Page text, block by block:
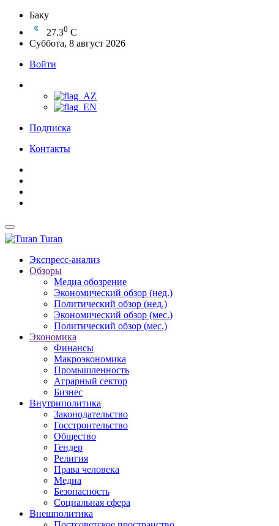
Баку
27.30 C
Суббота, 8 август 2026
Войти
Подписка
Контакты
Turan
Экспресс-анализ
Обзоры
Медиа обозрение
Экономический обзор (нед.)
Политический обзор (нед.)
Экономический обзор (мес.)
Политический обзор (мес.)
Экономика
Финансы
Макроэкономика
Промышленность
Аграрный сектор
Бизнес
Внутриполитика
Законодательство
Госстроительство
Общество
Гендер
Религия
Права человека
Медиа
Безопасность
Социальная сфера
Внешполитика